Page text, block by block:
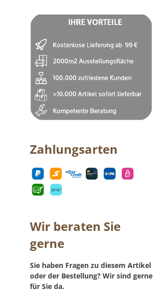
Zahlungsarten
Wir beraten Sie
gerne
Sie haben Fragen zu diesem Artikel
oder der Bestellung? Wir sind gerne
für Sie da.